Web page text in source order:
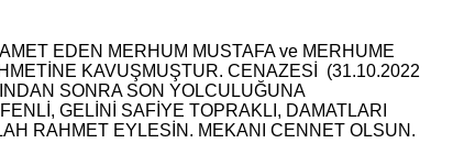
EDEN MERHUM MUSTAFA ve MERHUME
KAVUŞMUŞTUR. CENAZESİ (31.10.2022
SONRA SON YOLCULUĞUNA
GELİNİ SAFİYE TOPRAKLI, DAMATLARI
RAHMET EYLESİN. MEKANI CENNET OLSUN.